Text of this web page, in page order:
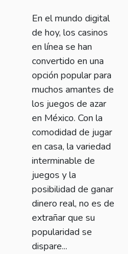
los casinos
online en
México?
En el mundo digital
de hoy, los casinos
en línea se han
convertido en una
opción popular para
muchos amantes de
los juegos de azar
en México. Con la
comodidad de jugar
en casa, la variedad
interminable de
juegos y la
posibilidad de ganar
dinero real, no es de
extrañar que su
popularidad se
dispare...